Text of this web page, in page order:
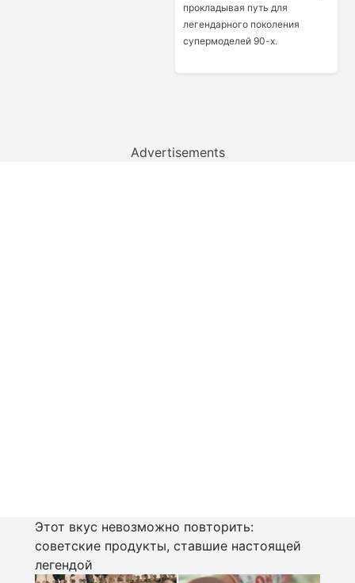
прокладывая путь для
легендарного поколения
супермоделей 90-х.
Advertisements
Этот вкус невозможно повторить:
советские продукты, ставшие настоящей
легендой